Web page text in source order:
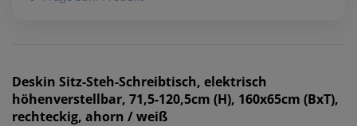
Deskin Sitz-Steh-Schreibtisch, elektrisch
höhenverstellbar, 71,5-120,5cm (H), 160x65cm (BxT),
rechteckig, ahorn / weiß